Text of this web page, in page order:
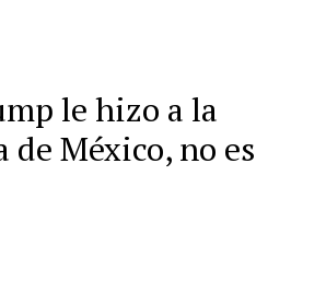
le hizo a la
de México, no es